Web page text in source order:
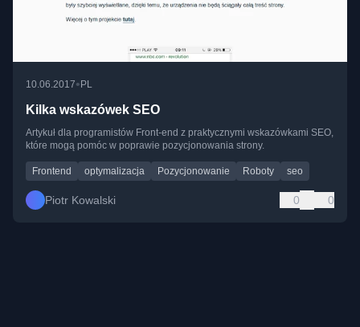
10.06.2017• PL
Kilka wskazówek SEO
Artykuł dla programistów Front-end z praktycznymi wskazówkami SEO,
które mogą pomóc w poprawie pozycjonowania strony.
Frontend optymalizacja Pozycjonowanie Roboty seo
Piotr Kowalski 0 0